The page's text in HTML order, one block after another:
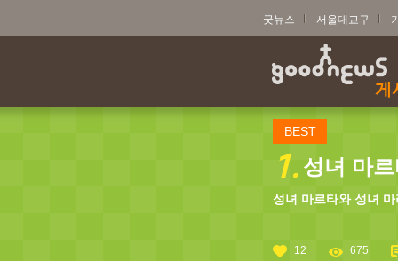
굿뉴스 서울대교구
게
BEST
1. 성녀 마
성녀 마르타와 성녀
12 675